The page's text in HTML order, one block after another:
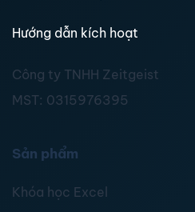
Hướng dẫn kích hoạt
Công ty TNHH Zeitgeist
MST: 0315976395
Sản phẩm
Khóa học Excel